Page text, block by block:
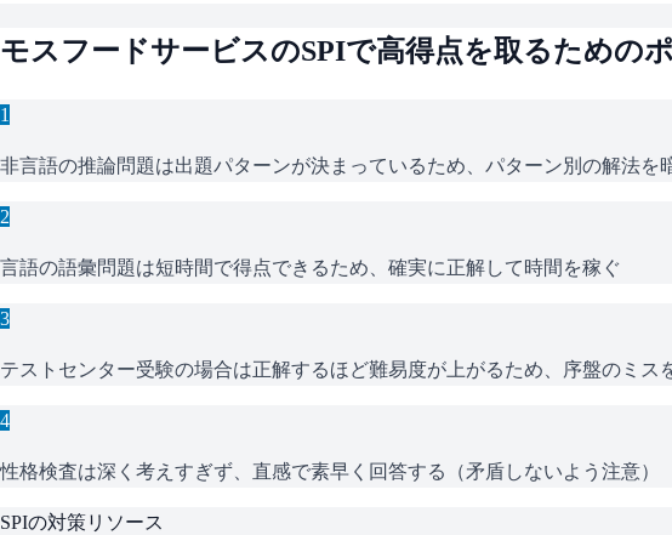
モスフードサービスのSPIで高得点を取るための
1
非言語の推論問題は出題パターンが決まっているため、パターン別の解法を
2
言語の語彙問題は短時間で得点できるため、確実に正解して時間を稼ぐ
3
テストセンター受験の場合は正解するほど難易度が上がるため、序盤のミス
4
性格検査は深く考えすぎず、直感で素早く回答する（矛盾しないよう注意）
SPIの対策リソース